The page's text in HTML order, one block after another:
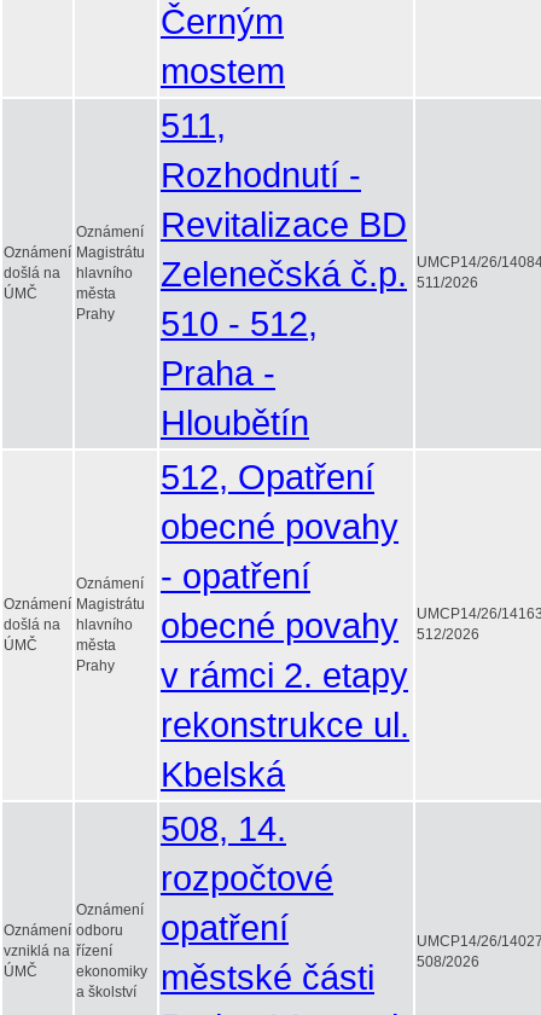
Černým
mostem
Oznámení
došlá na
ÚMČ
Oznámení
Magistrátu
hlavního
města
Prahy
511,
Rozhodnutí -
Revitalizace BD
Zelenečská č.p.
510 - 512,
Praha -
Hloubětín
UMCP14/26/
511/2026
Oznámení
došlá na
ÚMČ
Oznámení
Magistrátu
hlavního
města
Prahy
512, Opatření
obecné povahy
- opatření
obecné povahy
v rámci 2. etapy
rekonstrukce ul.
Kbelská
UMCP14/26/
512/2026
Oznámení
vzniklá na
ÚMČ
Oznámení
odboru
řízení
ekonomiky
a školství
508, 14.
rozpočtové
opatření
městské části
UMCP14/26/
508/2026